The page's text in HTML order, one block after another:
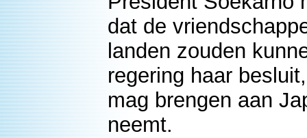
dat de
landen zouden
regering haar
mag brengen aan
neemt.